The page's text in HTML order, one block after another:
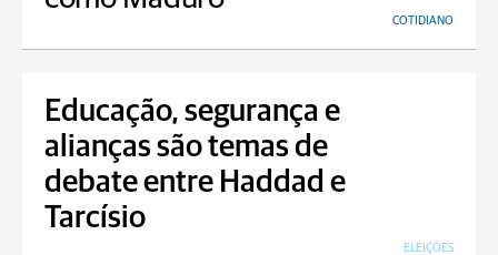
COTIDIANO
Educação, segurança e
alianças são temas de
debate entre Haddad e
Tarcísio
ELEIÇÕES